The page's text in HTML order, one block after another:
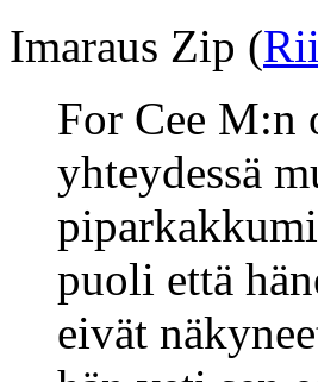
Imaraus Zip (
For Cee M:n
yhteydessä
puoli että
eivät